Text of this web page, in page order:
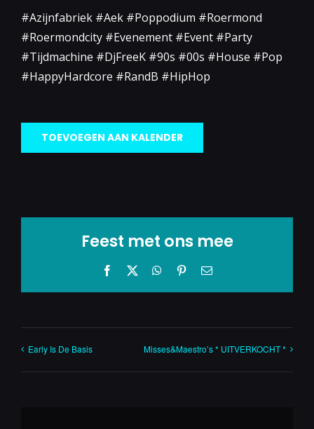
#Azijnfabriek #Aek #Poppodium #Roermond
#Roermondcity #Evenement #Event #Party
#Tijdmachine #DjFreeK #90s #00s #House #Pop
#HappyHardcore #RandB #HipHop
TOEVOEGEN AAN KALENDER
Feest met ons mee
Facebook WhatsApp
Pinterest
E-
Early Is De Basis Misses&Maestro’s * UITVERKOCHT *